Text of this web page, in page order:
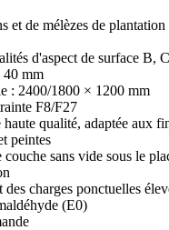
et de mélèzes de
d'aspect de surface B,
40 mm
: 2400/1800 × 1200 mm
F8/F27
haute qualité, adaptée aux
peintes
sans vide sous le
charges ponctuelles
(E0)